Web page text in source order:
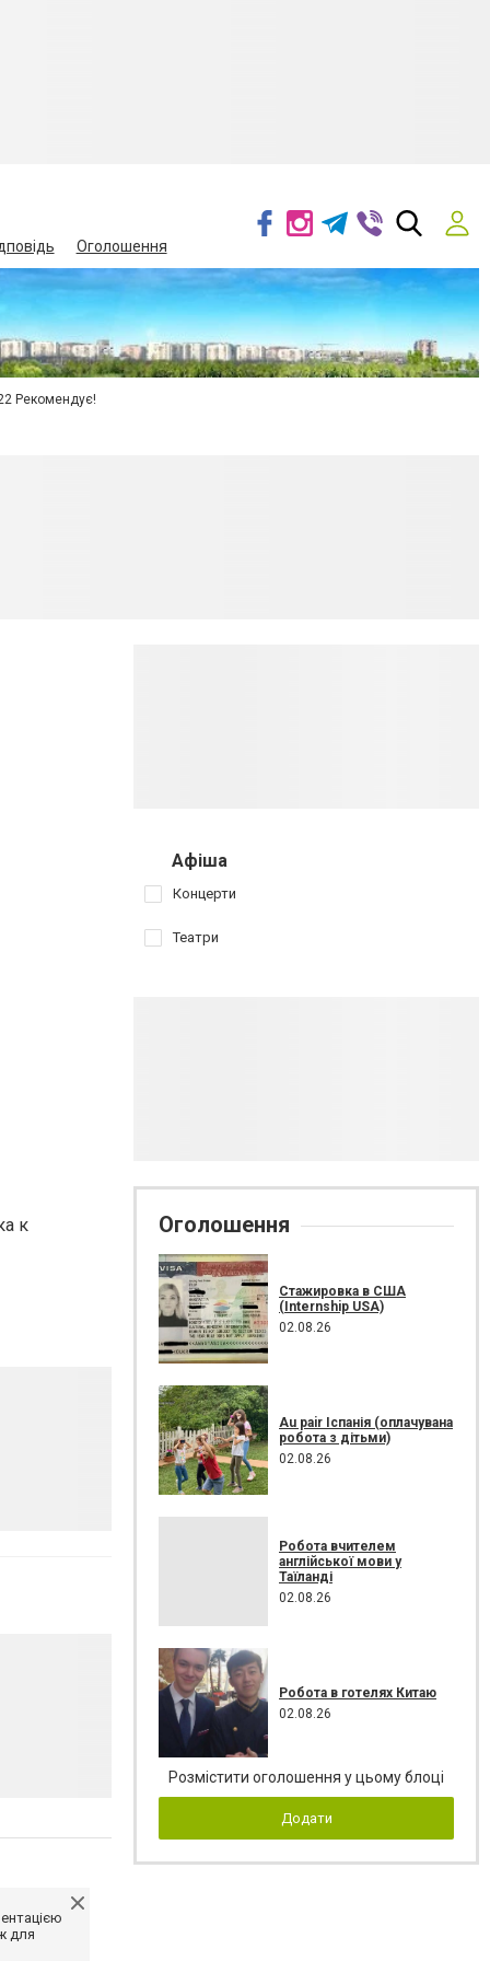
Оголошення
Рекомендує!
к
для
Афіша
Концерти
Театри
Оголошення
Стажировка в США
(Internship USA)
02.08.26
Au pair Іспанія (оплачувана
робота з дітьми)
02.08.26
Робота вчителем
англійської мови у
Таїланді
02.08.26
Робота в готелях Китаю
02.08.26
Розмістити оголошення у цьому блоці
Додати